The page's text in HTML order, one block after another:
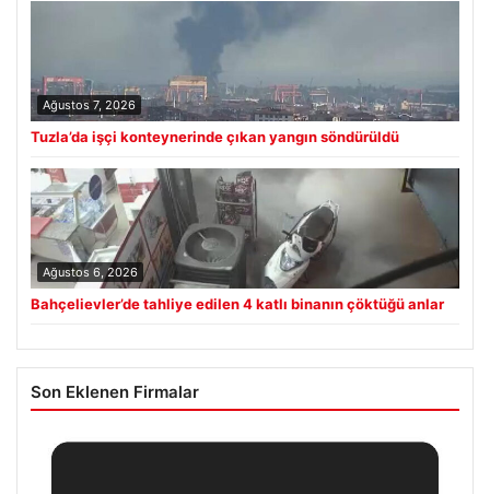
Ağustos 7, 2026
Tuzla’da işçi konteynerinde çıkan yangın söndürüldü
Ağustos 6, 2026
Bahçelievler’de tahliye edilen 4 katlı binanın çöktüğü anlar
Son Eklenen Firmalar